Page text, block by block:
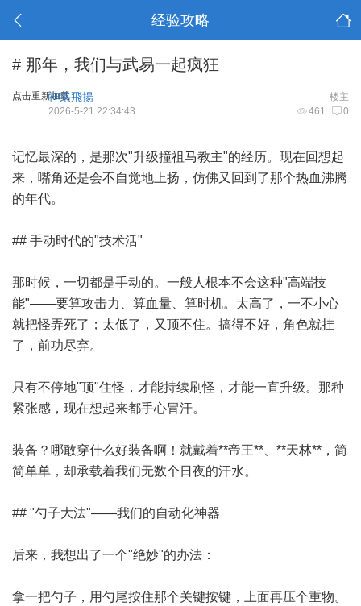
经验攻略
# 那年，我们与武易一起疯狂
点击重新加载 楼主
神采飛揚
461 0
2026-5-21 22:34:43
记忆最深的，是那次"升级撞祖马教主"的经历。现在回想起
来，嘴角还是会不自觉地上扬，仿佛又回到了那个热血沸腾
的年代。
## 手动时代的"技术活"
那时候，一切都是手动的。一般人根本不会这种"高端技
能"——要算攻击力、算血量、算时机。太高了，一不小心
就把怪弄死了；太低了，又顶不住。搞得不好，角色就挂
了，前功尽弃。
只有不停地"顶"住怪，才能持续刷怪，才能一直升级。那种
紧张感，现在想起来都手心冒汗。
装备？哪敢穿什么好装备啊！就戴着**帝王**、**天林**，简
简单单，却承载着我们无数个日夜的汗水。
## "勺子大法"——我们的自动化神器
后来，我想出了一个"绝妙"的办法：
拿一把勺子，用勺尾按住那个关键按键，上面再压个重物。